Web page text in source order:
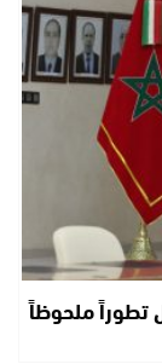
ملحوظاً